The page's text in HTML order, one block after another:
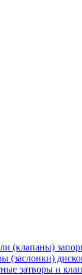
(клапаны)
(заслонки)
затворы и